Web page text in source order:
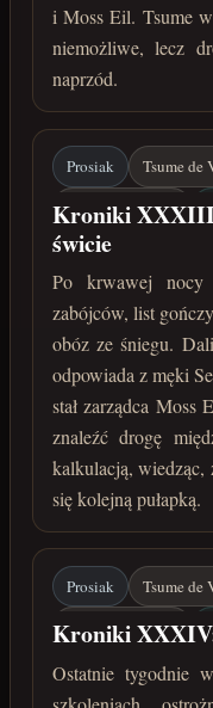
i Moss Eil. Tsume
niemożliwe, lecz
naprzód.
Prosiak Tsume de
Baron z Moss Eil
Zamach
okres od stycznia do
Kroniki
świcie
Po krwawej nocy
zabójców, list
obóz ze śniegu.
odpowiada z męki
stał zarządca Moss
znaleźć drogę
kalkulacją, wiedząc,
się kolejną pułapką.
Prosiak Tsume de
Baron z Moss Eil
Tesijskie dojo
Kroniki
Ostatnie tygodnie